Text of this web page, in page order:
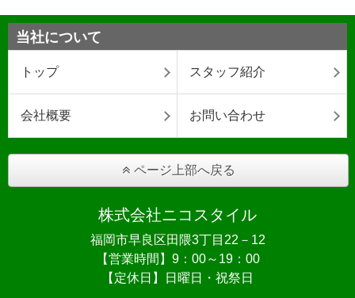
当社について
トップ スタッフ紹介
会社概要 お問い合わせ
ページ上部へ戻る
株式会社ニコスタイル
福岡市早良区田隈3丁目22－12
【営業時間】9：00～19：00
【定休日】日曜日・祝祭日